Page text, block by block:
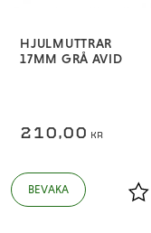
till i favoriter
HJULMUTTRAR
17MM GRÅ AVID
210,00 KR